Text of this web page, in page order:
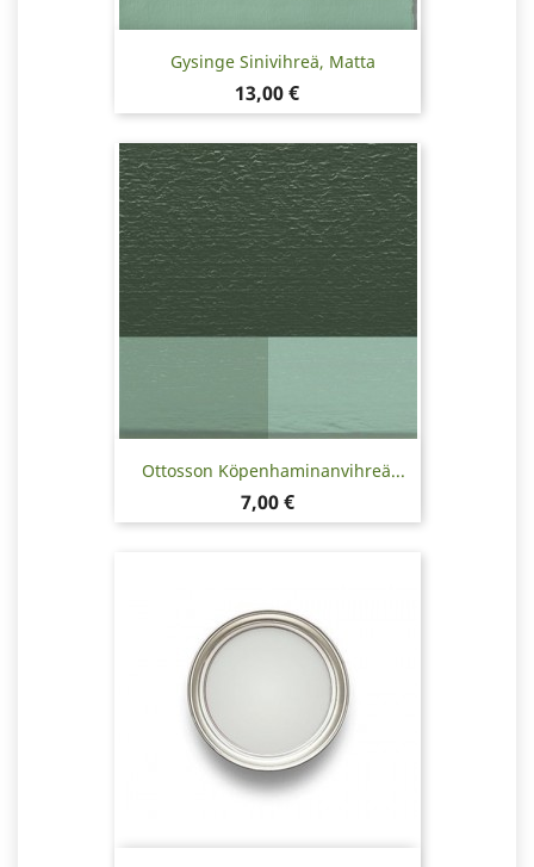
Gysinge Sinivihreä, Matta
Hinta
13,00 €
Ottosson Köpenhaminanvihreä...
Hinta
7,00 €